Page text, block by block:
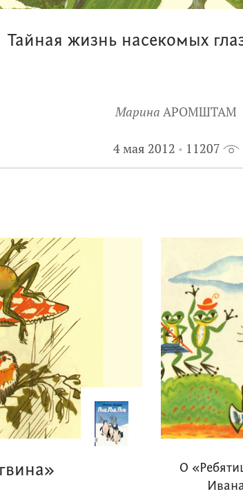
Тайная жизнь насекомых
Марина АРОМШТАМ
4 мая 2012 11207
О